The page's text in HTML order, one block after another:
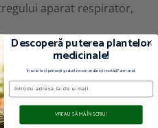
aparat respirator,
bronsice
respirator
respirator
bronsice in limite
Descoperă puterea plantelor
medicinale!
Înscrie-te și primești gratuit recomandări și noutăți Farmanat.
Email
VREAU SĂ MĂ ÎNSCRIU!